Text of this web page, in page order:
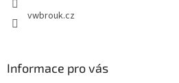
vwbrouk.cz
Informace pro vás